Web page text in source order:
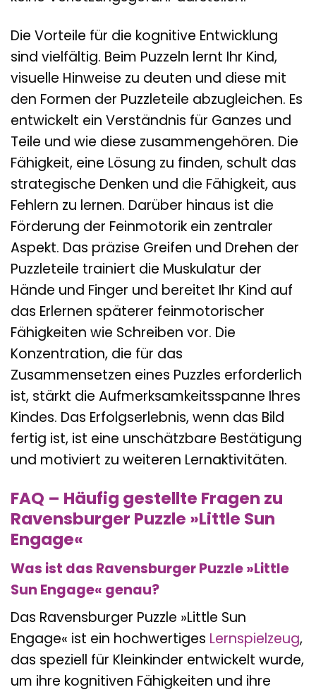
Die Vorteile für die kognitive Entwicklung
sind vielfältig. Beim Puzzeln lernt Ihr Kind,
visuelle Hinweise zu deuten und diese mit
den Formen der Puzzleteile abzugleichen. Es
entwickelt ein Verständnis für Ganzes und
Teile und wie diese zusammengehören. Die
Fähigkeit, eine Lösung zu finden, schult das
strategische Denken und die Fähigkeit, aus
Fehlern zu lernen. Darüber hinaus ist die
Förderung der Feinmotorik ein zentraler
Aspekt. Das präzise Greifen und Drehen der
Puzzleteile trainiert die Muskulatur der
Hände und Finger und bereitet Ihr Kind auf
das Erlernen späterer feinmotorischer
Fähigkeiten wie Schreiben vor. Die
Konzentration, die für das
Zusammensetzen eines Puzzles erforderlich
ist, stärkt die Aufmerksamkeitsspanne Ihres
Kindes. Das Erfolgserlebnis, wenn das Bild
fertig ist, ist eine unschätzbare Bestätigung
und motiviert zu weiteren Lernaktivitäten.
FAQ – Häufig gestellte Fragen zu
Ravensburger Puzzle »Little Sun
Engage«
Was ist das Ravensburger Puzzle »Little
Sun Engage« genau?
Das Ravensburger Puzzle »Little Sun
Engage« ist ein hochwertiges Lernspielzeug,
das speziell für Kleinkinder entwickelt wurde,
um ihre kognitiven Fähigkeiten und ihre